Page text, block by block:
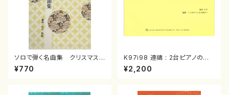
ソロで弾く名曲集 クリスマス・
イブ／恋人がサンタクロース(
箏独奏 /大平光美 編曲/楽
¥770
K97i98 連禱 : 2台ピアノのた
めの（2 Pianos / 菊池 幸夫 /
楽譜）
¥2,200